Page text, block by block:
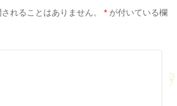
れることはありません。 * が付いている欄